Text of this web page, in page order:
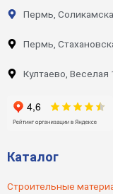
Пермь,
Пермь,
Култаево, Веселая
Каталог
Строительные